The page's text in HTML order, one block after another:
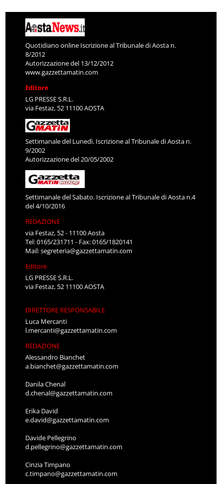
Quotidiano online Iscrizione al Tribunale di Aosta n.
8/2012
Autorizzazione del 13/12/2012
www.gazzettamatin.com
Editore
LG PRESSE S.R.L.
via Festaz, 52 11100 AOSTA
Settimanale del Lunedì. Iscrizione al Tribunale di Aosta n.
9/2002
Autorizzazione del 20/05/2002
Settimanale del Sabato. Iscrizione al Tribunale di Aosta n.4
del 4/10/2016
REDAZIONE
via Festaz, 52 - 11100 Aosta
Tel: 0165/231711 - Fax: 0165/1820141
Mail:segreteria@gazzettamatin.com
Editore
LG PRESSE S.R.L.
via Festaz, 52 11100 AOSTA
DIRETTORE RESPONSABILE
Luca Mercanti
l.mercanti@gazzettamatin.com
REDAZIONE
Alessandro Bianchet
a.bianchet@gazzettamatin.com
Danila Chenal
d.chenal@gazzettamatin.com
Erika David
e.david@gazzettamatin.com
Davide Pellegrino
d.pellegrino@gazzettamatin.com
Cinzia Timpano
c.timpano@gazzettamatin.com